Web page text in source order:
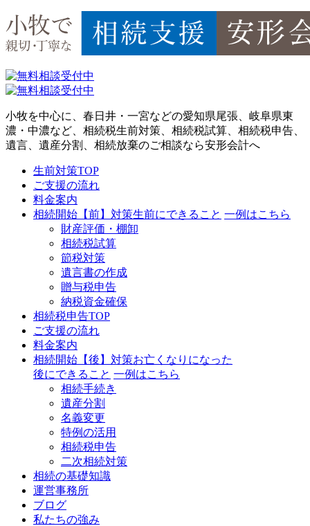
小牧を中心に、春日井・一宮などの愛知県尾張、岐阜県東
濃・中濃など、相続税生前対策、相続税試算、相続税申告、
遺言、遺産分割、相続放棄のご相談なら安形会計へ
生前対策TOP
ご支援の流れ
料金案内
相続開始【前】対策生前にできること 一例はこちら
財産評価・棚卸
相続税試算
節税対策
遺言書の作成
贈与税申告
納税資金確保
相続税申告TOP
ご支援の流れ
料金案内
相続開始【後】対策お亡くなりになった
後にできること 一例はこちら
相続手続き
遺産分割
名義変更
特例の活用
相続税申告
二次相続対策
相続の基礎知識
運営事務所
ブログ
私たちの強み